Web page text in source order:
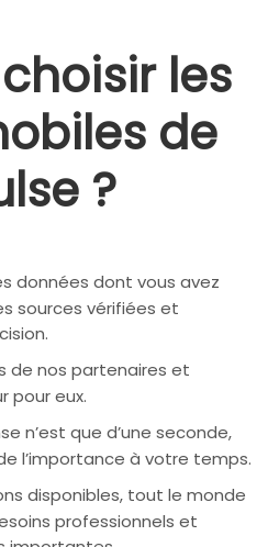
les
de
?
données dont vous avez
sources vérifiées et
de nos partenaires et
pour eux.
n’est que d’une seconde,
l’importance à votre temps.
disponibles, tout le monde
professionnels et